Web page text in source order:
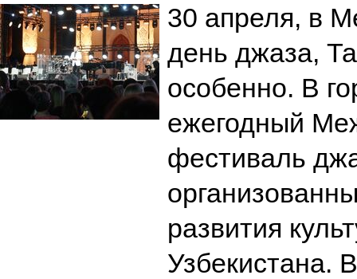
30 апреля, в
день джаза,
особенно. В
ежегодный
фестиваль
развития
Узбекистана.